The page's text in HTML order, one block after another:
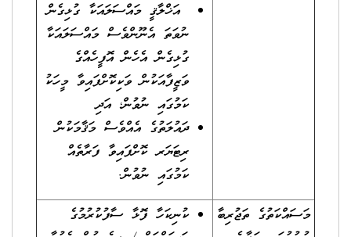
އަޚްލާޤީ މައްސަލައަކާ ގުޅިގެން
ނުވަތަ އެނޫންވެސް މައްސަލައަކާ
ގުޅިގެން އެހެން އޮފީހެއްގެ
ވަޒީފާއަކުން ވަކިކޮށްފައިވާ މީހަކު
ކަމުގައި ނުވުން؛ އަދި
ދައުލަތުގެ އެއްވެސް މަޤާމަކުން
ރިޓަޔަރ ކޮށްފައިވާ ފަރާތެއް
ކަމުގައި ނުވުން.
މަސައްކަތުގެ ތަޖުރިބާ
ކުނިކަހާ ފޮޅާ ސާފުކުރުމުގެ